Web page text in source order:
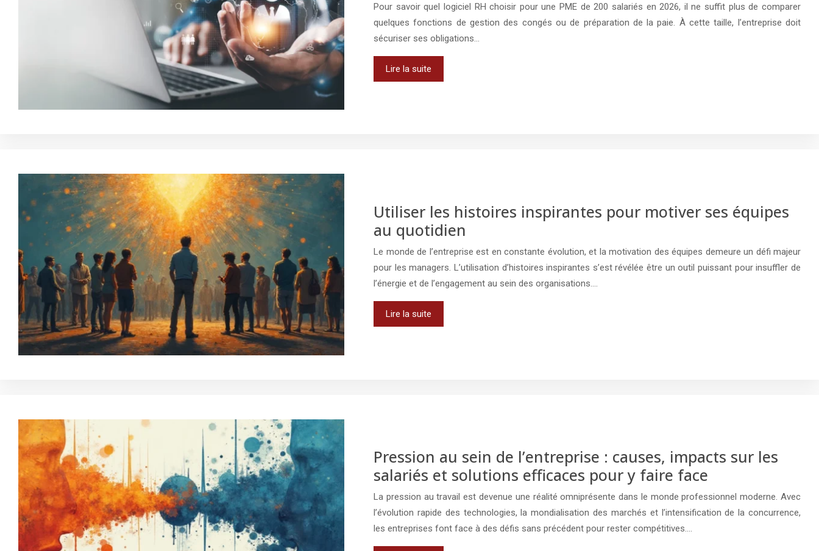
Pour savoir quel logiciel RH choisir pour une PME de 200 salariés en 2026, il ne suffit plus de comparer
quelques fonctions de gestion des congés ou de préparation de la paie. À cette taille, l’entreprise doit
sécuriser ses obligations…
Lire la suite
Utiliser les histoires inspirantes pour motiver ses équipes
au quotidien
Le monde de l’entreprise est en constante évolution, et la motivation des équipes demeure un défi majeur
pour les managers. L’utilisation d’histoires inspirantes s’est révélée être un outil puissant pour insuffler de
l’énergie et de l’engagement au sein des organisations….
Lire la suite
Pression au sein de l’entreprise : causes, impacts sur les
salariés et solutions efficaces pour y faire face
La pression au travail est devenue une réalité omniprésente dans le monde professionnel moderne. Avec
l’évolution rapide des technologies, la mondialisation des marchés et l’intensification de la concurrence,
les entreprises font face à des défis sans précédent pour rester compétitives….